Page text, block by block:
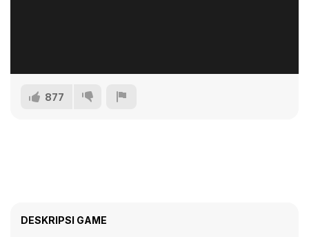
877
DESKRIPSI GAME